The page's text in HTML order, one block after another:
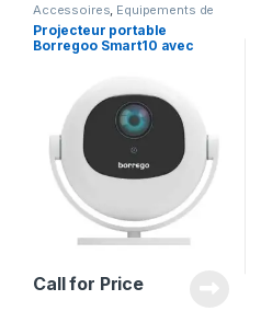
Accessoires, Equipements de
PC Projecteurs
Projecteur portable
Borregoo Smart10 avec
Call for Price